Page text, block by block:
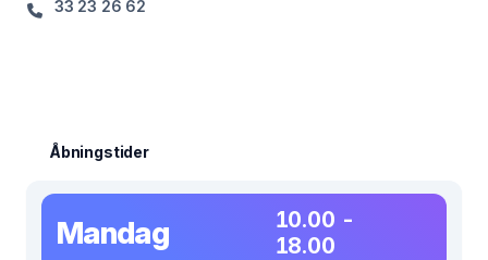
33 23 26 62
Åbningstider
Mandag
10.00 -
18.00